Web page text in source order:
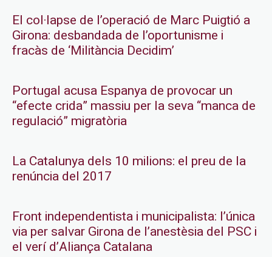
El col·lapse de l’operació de Marc Puigtió a
Girona: desbandada de l’oportunisme i
fracàs de ‘Militància Decidim’
Portugal acusa Espanya de provocar un
“efecte crida” massiu per la seva “manca de
regulació” migratòria
La Catalunya dels 10 milions: el preu de la
renúncia del 2017
Front independentista i municipalista: l’única
via per salvar Girona de l’anestèsia del PSC i
el verí d’Aliança Catalana